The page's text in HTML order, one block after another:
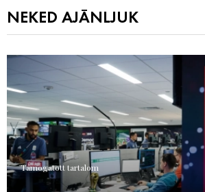
NEKED AJÁNLJUK
Támogatott tartalom